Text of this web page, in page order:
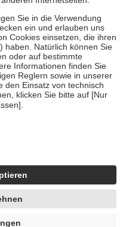
Familie zu unterstützen,
18. Lebensjahr
die von der
sich um echte Bewertungen
4419944605341
Zuhilfenahme künstlicher